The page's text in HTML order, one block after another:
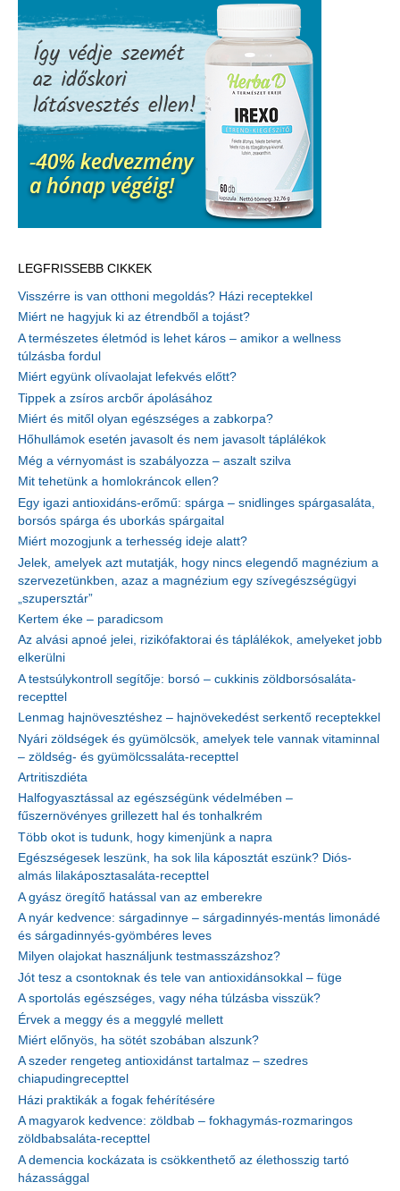
LEGFRISSEBB CIKKEK
Visszérre is van otthoni megoldás? Házi receptekkel
Miért ne hagyjuk ki az étrendből a tojást?
A természetes életmód is lehet káros – amikor a wellness
túlzásba fordul
Miért együnk olívaolajat lefekvés előtt?
Tippek a zsíros arcbőr ápolásához
Miért és mitől olyan egészséges a zabkorpa?
Hőhullámok esetén javasolt és nem javasolt táplálékok
Még a vérnyomást is szabályozza – aszalt szilva
Mit tehetünk a homlokráncok ellen?
Egy igazi antioxidáns-erőmű: spárga – snidlinges spárgasaláta,
borsós spárga és uborkás spárgaital
Miért mozogjunk a terhesség ideje alatt?
Jelek, amelyek azt mutatják, hogy nincs elegendő magnézium a
szervezetünkben, azaz a magnézium egy szívegészségügyi
„szupersztár”
Kertem éke – paradicsom
Az alvási apnoé jelei, rizikófaktorai és táplálékok, amelyeket jobb
elkerülni
A testsúlykontroll segítője: borsó – cukkinis zöldborsósaláta-
recepttel
Lenmag hajnövesztéshez – hajnövekedést serkentő receptekkel
Nyári zöldségek és gyümölcsök, amelyek tele vannak vitaminnal
– zöldség- és gyümölcssaláta-recepttel
Artritiszdiéta
Halfogyasztással az egészségünk védelmében –
fűszernövényes grillezett hal és tonhalkrém
Több okot is tudunk, hogy kimenjünk a napra
Egészségesek leszünk, ha sok lila káposztát eszünk? Diós-
almás lilakáposztasaláta-recepttel
A gyász öregítő hatással van az emberekre
A nyár kedvence: sárgadinnye – sárgadinnyés-mentás limonádé
és sárgadinnyés-gyömbéres leves
Milyen olajokat használjunk testmasszázshoz?
Jót tesz a csontoknak és tele van antioxidánsokkal – füge
A sportolás egészséges, vagy néha túlzásba visszük?
Érvek a meggy és a meggylé mellett
Miért előnyös, ha sötét szobában alszunk?
A szeder rengeteg antioxidánst tartalmaz – szedres
chiapudingrecepttel
Házi praktikák a fogak fehérítésére
A magyarok kedvence: zöldbab – fokhagymás-rozmaringos
zöldbabsaláta-recepttel
A demencia kockázata is csökkenthető az élethosszig tartó
házassággal